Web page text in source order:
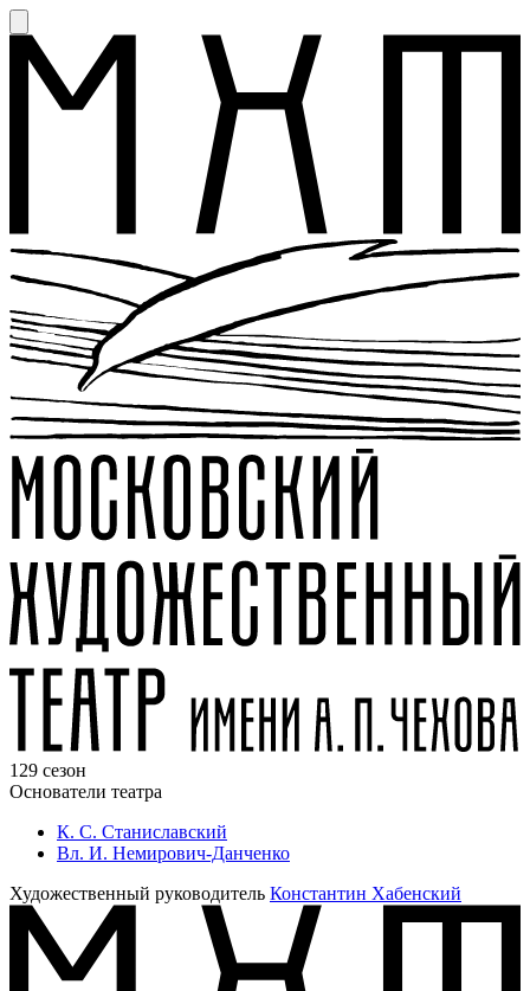
129 сезон
Основатели театра
К. С. Станиславский
Вл. И. Немирович-Данченко
Художественный руководитель Константин Хабенский